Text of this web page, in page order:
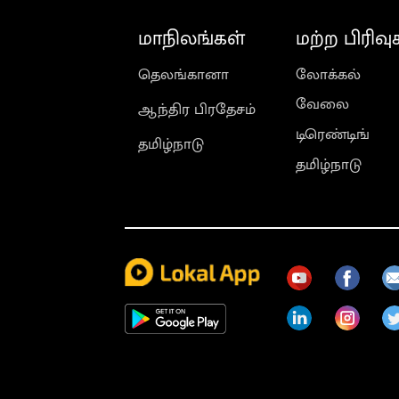
மாநிலங்கள்
தெலங்கானா
ஆந்திர பிரதேசம்
தமிழ்நாடு
மற்ற
லோக்கல்
வேலை
டிரெண்டிங்
தமிழ்நாடு